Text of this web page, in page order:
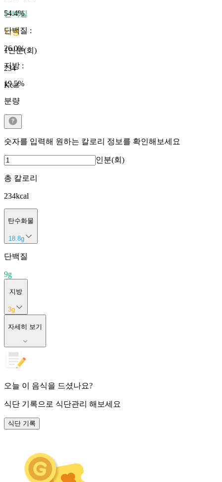
단백질
지방
1인분(회)
234
Kcal
54.4%
단백질 :
26.0%
지방 :
19.5%
분량
숫자를 입력해 원하는 칼로리 정보를 확인해보세요
인분(회)
총 칼로리
234kcal
탄수화물
18.8g
단백질
9g
지방
3g
자세히 보기
오늘 이 음식을 드셨나요?
식단 기록으로 식단관리 해보세요
식단 기록